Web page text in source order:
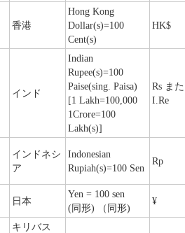
香港
Hong Kong
Dollar(s)=100
Cent(s)
HK$
インド
Indian
Rupee(s)=100
Paise(sing. Paisa)
[1 Lakh=100,000
1Crore=100
Lakh(s)]
Rs ま
I.Re
インドネシ
ア
Indonesian
Rupiah(s)=100 Sen
Rp
日本
Yen = 100 sen
(同形) （同形)
¥
キリバス